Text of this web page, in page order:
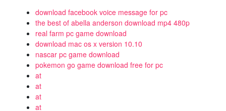
download facebook voice message for pc
the best of abella anderson download mp4 480p
real farm pc game download
download mac os x version 10.10
nascar pc game download
pokemon go game download free for pc
at
at
at
at